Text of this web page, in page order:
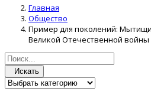
Главная
Общество
Пример для поколений:
Великой Отечественной войны
Искать